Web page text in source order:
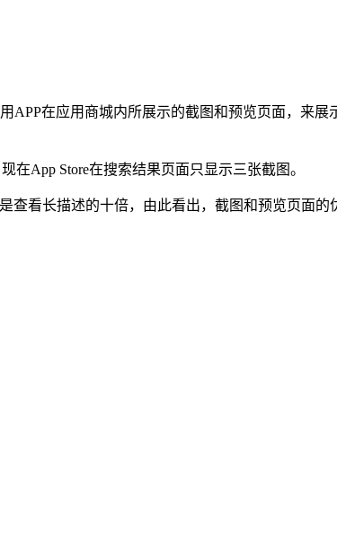
在应用商城内所展示的截图和预览页面，来展
App Store在搜索结果页面只显示三张截图。
看长描述的十倍，由此看出，截图和预览页面的